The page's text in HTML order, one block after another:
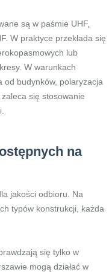
są w paśmie UHF,
W praktyce przekłada się
lub
W warunkach
od budynków, polaryzacja
się stosowanie
na
jakości odbioru. Na
typów konstrukcji, każda
się tylko w
mogą działać w